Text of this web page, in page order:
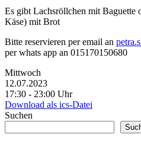
Es gibt Lachsröllchen mit Baguette
Käse) mit Brot
Bitte reservieren per email an
per whats app an 015170150680
Mittwoch
12.07.2023
17:30 ‐ 23:00 Uhr
Download als ics-Datei
Suchen